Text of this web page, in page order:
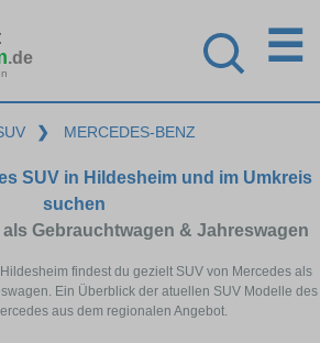
.de ☰
❯ MERCEDES-BENZ
SUV in Hildesheim und im Umkreis
suchen
Gebrauchtwagen & Jahreswagen
findest du gezielt SUV von Mercedes als
Ein Überblick der atuellen SUV Modelle des
aus dem regionalen Angebot.